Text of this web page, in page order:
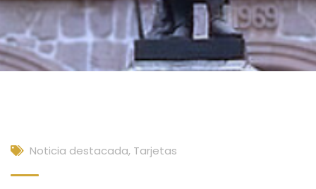
Noticia destacada, Tarjetas